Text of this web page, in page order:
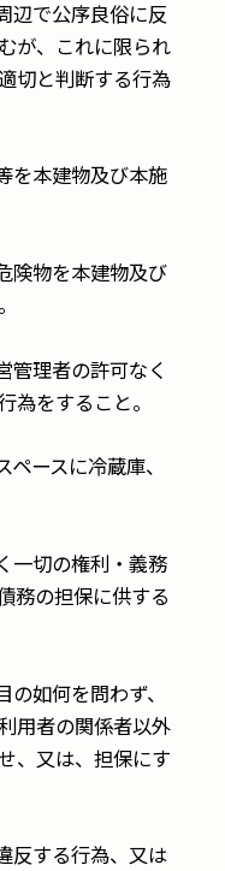
で公序良俗に反
が、これに限られ
切と判断する行為
本建物及び本施
物を本建物及び
理者の許可なく
為をすること。
ースに冷蔵庫、
切の権利・義務
務の担保に供する
如何を問わず、
用者の関係者以外
、又は、担保にす
する行為、又は